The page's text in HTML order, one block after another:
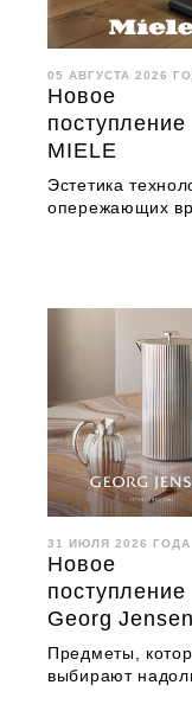
05 АВГУСТА 2026
Новое
поступление
MIELE
Эстетика
опережающих
31 ИЮЛЯ 2026 ГОДА
Новое
поступление
Georg Jensen
Предметы,
выбирают